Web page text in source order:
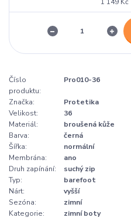
Číslo
produktu:
Pro010-36
Značka:
Protetika
Velikost:
36
Materiál:
broušená kůže
Barva:
černá
Šířka:
normální
Membrána:
ano
Druh zapínání:
suchý zip
Typ:
barefoot
Nárt:
vyšší
Sezóna:
zimní
Kategorie:
zimní boty